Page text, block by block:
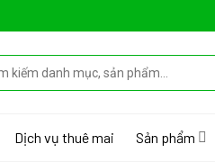
Dịch vụ thuê mai Sản phẩm